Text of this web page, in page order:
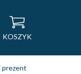
KOSZYK
prezent